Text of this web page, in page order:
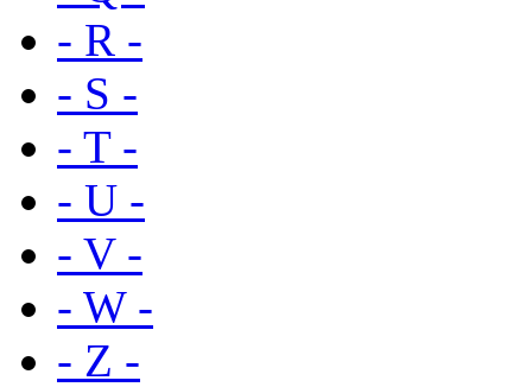
- R -
- S -
- T -
- U -
- V -
- W -
- Z -